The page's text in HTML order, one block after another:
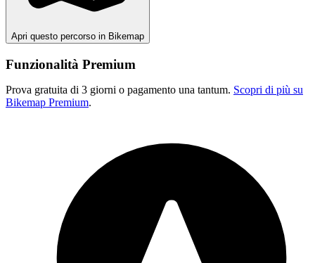
Apri questo percorso in Bikemap
Funzionalità Premium
Prova gratuita di 3 giorni o pagamento una tantum. Scopri di più su
Bikemap Premium.